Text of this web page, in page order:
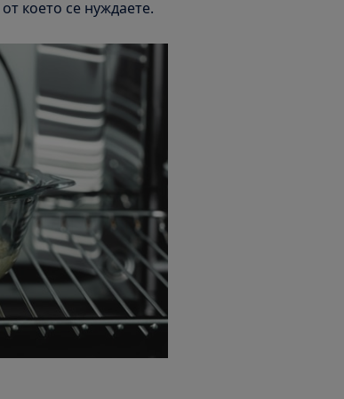
което се нуждаете.